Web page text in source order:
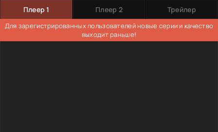
Плеер 1 Плеер 2 Трейлер
Для зарегистрированных пользователей новые серии и качество
выходит раньше!